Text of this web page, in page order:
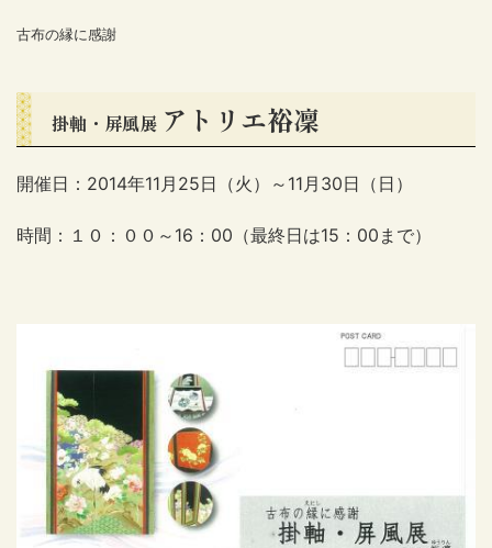
古布の縁に感謝
掛軸・屏風展 アトリエ裕凜
開催日：2014年11月25日（火）～11月30日（日）
時間：１０：００～16：00（最終日は15：00まで）